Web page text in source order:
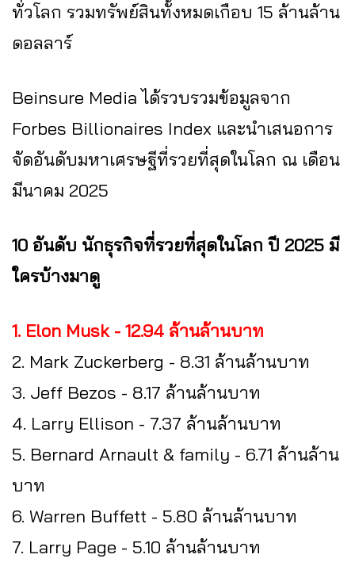
ทั่วโลก รวมทรัพย์สินทั้งหมดเกือบ 15 ล้านล้าน
ดอลลาร์
Beinsure Media ได้รวบรวมข้อมูลจาก
Forbes Billionaires Index และนำเสนอการ
จัดอันดับมหาเศรษฐีที่รวยที่สุดในโลก ณ เดือน
มีนาคม 2025
10 อันดับ นักธุรกิจที่รวยที่สุดในโลก ปี 2025 มี
ใครบ้างมาดู
1. Elon Musk - 12.94 ล้านล้านบาท
2. Mark Zuckerberg - 8.31 ล้านล้านบาท
3. Jeff Bezos - 8.17 ล้านล้านบาท
4. Larry Ellison - 7.37 ล้านล้านบาท
5. Bernard Arnault & family - 6.71 ล้านล้าน
บาท
6. Warren Buffett - 5.80 ล้านล้านบาท
7. Larry Page - 5.10 ล้านล้านบาท